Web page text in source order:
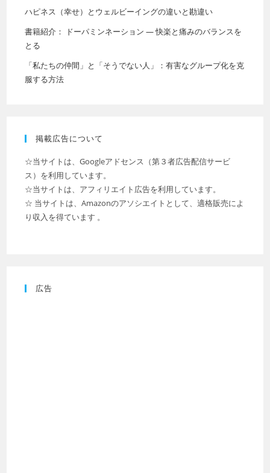
ハピネス（幸せ）とウェルビーイングの違いと勘違い
書籍紹介： ドーパミンネーション ― 快楽と痛みのバランスを
とる
「私たちの仲間」と「そうでない人」：有害なグループ化を克
服する方法
掲載広告について
☆当サイトは、Googleアドセンス（第３者広告配信サービ
ス）を利用しています。
☆当サイトは、アフィリエイト広告を利用しています。
☆ 当サイトは、Amazonのアソシエイトとして、適格販売によ
り収入を得ています 。
広告